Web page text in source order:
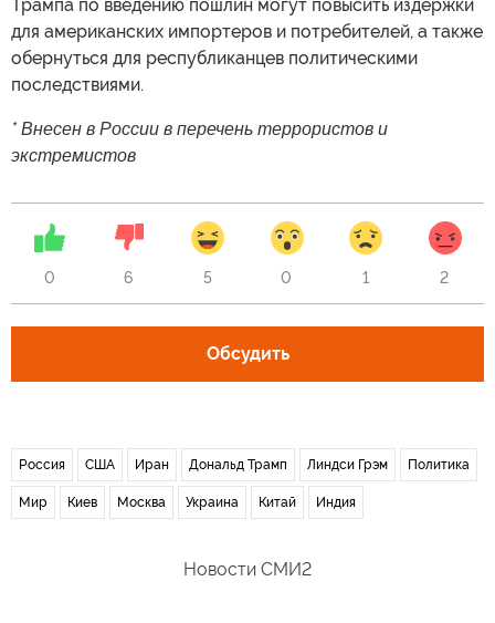
Трампа по введению пошлин могут повысить издержки
для американских импортеров и потребителей, а также
обернуться для республиканцев политическими
последствиями.
* Внесен в России в перечень террористов и
экстремистов
0 6 5 0 1 2
Обсудить
Россия США Иран Дональд Трамп Линдси Грэм Политика
Мир Киев Москва Украина Китай Индия
Новости СМИ2